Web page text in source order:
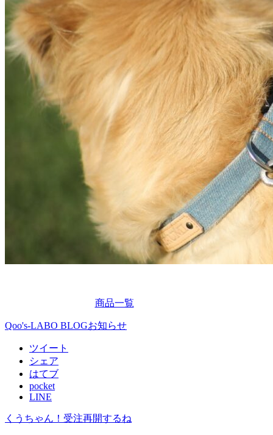
商品一覧
Qoo's-LABO BLOGお知らせ
ツイート
シェア
はてブ
pocket
LINE
くうちゃん！受注再開するね